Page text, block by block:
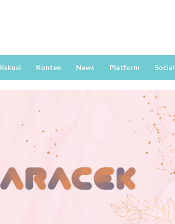
Konten News Platform Social